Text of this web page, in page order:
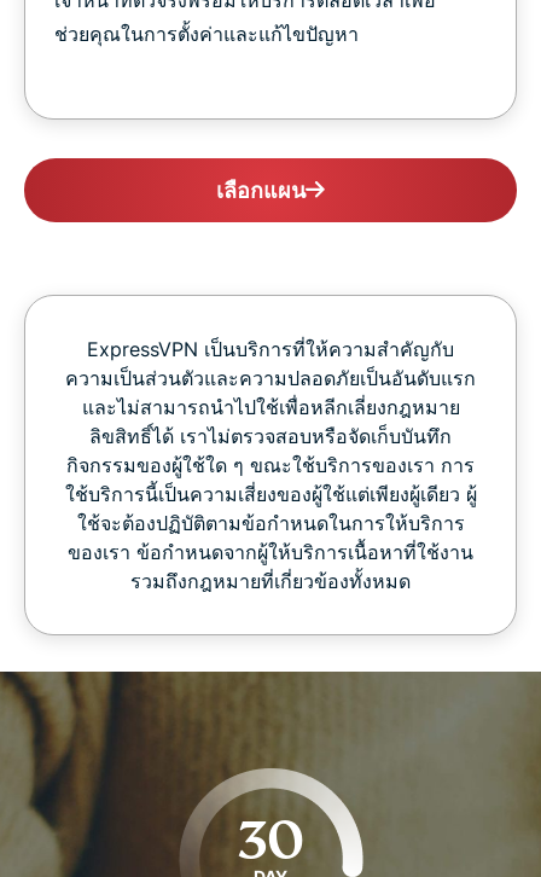
ช่วยคุณในการตั้งค่าและแก้ไขปัญหา
เลือกแผน
ExpressVPN เป็นบริการที่ให้ความสำคัญกับ
ความเป็นส่วนตัวและความปลอดภัยเป็นอันดับแรก
และไม่สามารถนำไปใช้เพื่อหลีกเลี่ยงกฎหมาย
ลิขสิทธิ์ได้ เราไม่ตรวจสอบหรือจัดเก็บบันทึก
กิจกรรมของผู้ใช้ใด ๆ ขณะใช้บริการของเรา การ
ใช้บริการนี้เป็นความเสี่ยงของผู้ใช้แต่เพียงผู้เดียว ผู้
ใช้จะต้องปฏิบัติตามข้อกำหนดในการให้บริการ
ของเรา ข้อกำหนดจากผู้ให้บริการเนื้อหาที่ใช้งาน
รวมถึงกฎหมายที่เกี่ยวข้องทั้งหมด
30